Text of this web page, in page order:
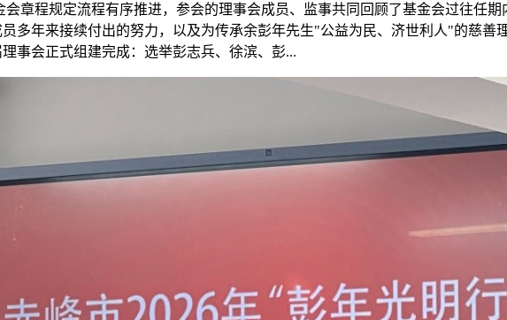
章程规定流程有序推进，参会的理事会成员、监事共同回顾了基金会过往任
多年来接续付出的努力，以及为传承余彭年先生"公益为民、济世利人"的慈善
事会正式组建完成：选举彭志兵、徐滨、彭...